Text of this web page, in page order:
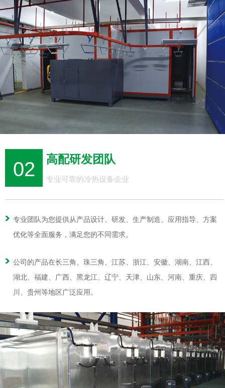
02 高配研发团队
专业可靠的冷热设备企业
专业团队为您提供从产品设计、研发、生产制造、应用指导、方案
优化等全面服务，满足您的不同需求。
公司的产品在长三角、珠三角、江苏、浙江、安徽、湖南、江西、
湖北、福建、广西、黑龙江、辽宁、天津、山东、河南、重庆、四
川、贵州等地区广泛应用。